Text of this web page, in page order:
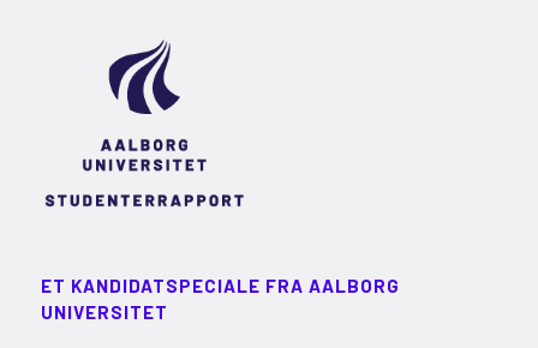
ET KANDIDATSPECIALE FRA AALBORG
UNIVERSITET